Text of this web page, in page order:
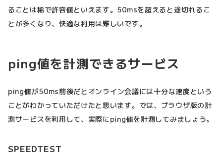
ることは稀で許容値といえます。50msを超えると途切れるこ
とが多くなり、快適な利用は難しいです。
ping値を計測できるサービス
ping値が50ms前後だとオンライン会議には十分な速度という
ことがわかっていただけたと思います。では、ブラウザ版の計
測サービスを利用して、実際にping値を計測してみましょう。
SPEEDTEST